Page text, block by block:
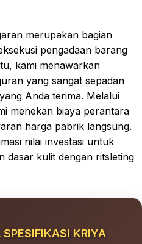
merupakan bagian
pengadaan barang
kami menawarkan
yang sangat sepadan
Anda terima. Melalui
menekan biaya perantara
harga pabrik langsung.
nilai investasi untuk
dasar kulit dengan ritsleting
SPESIFIKASI KRIYA